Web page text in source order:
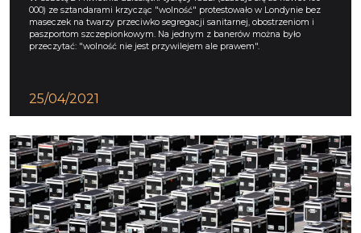
000) ze sztandarami krzycząc "wolność" protestowało w Londynie bez
maseczek na twarzy przeciwko segregacji sanitarnej, obostrzeniom i
paszportom szczepionkowym. Na jednym z banerów można było
przeczytać: "wolność nie jest przywilejem ale prawem".
25/04/2021